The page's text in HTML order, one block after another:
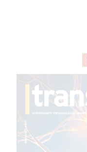
Mail
(erforderlich)